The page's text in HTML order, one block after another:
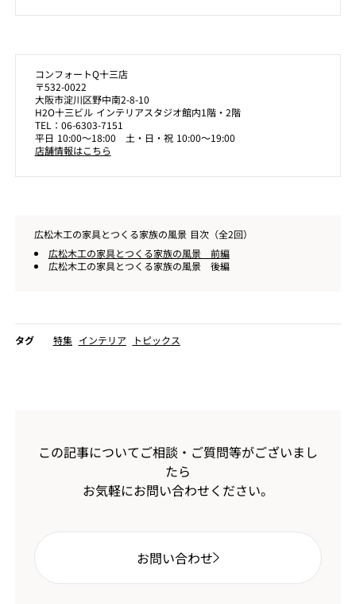
コンフォートQ十三店
〒532-0022
大阪市淀川区野中南2-8-10
H2O十三ビル インテリアスタジオ館内1階・2階
TEL：06-6303-7151
平日 10:00～18:00 土・日・祝 10:00～19:00
店舗情報はこちら
広松木工の家具とつくる家族の風景 目次（全2回）
広松木工の家具とつくる家族の風景 前編
広松木工の家具とつくる家族の風景 後編
タグ 特集 インテリア トピックス
この記事についてご相談・ご質問等がございまし
たら
お気軽にお問い合わせください。
お問い合わせ